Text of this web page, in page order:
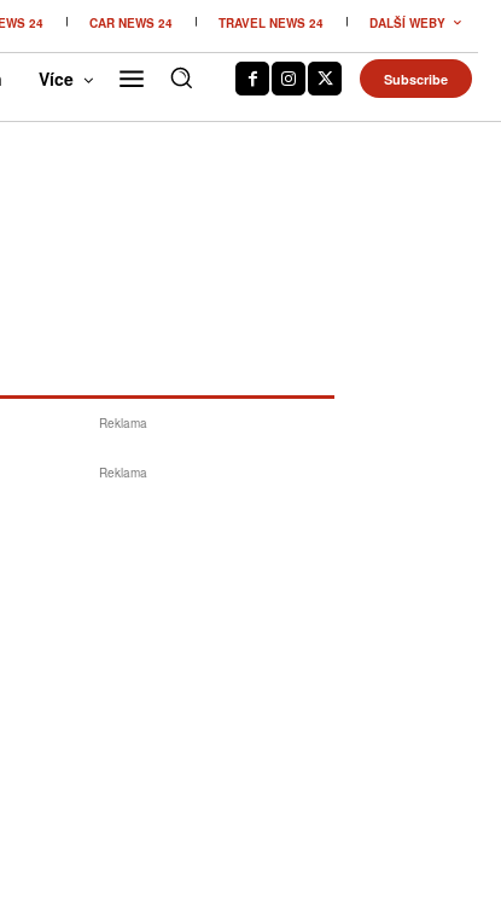
24 CAR NEWS 24 TRAVEL NEWS 24 DALŠÍ WEBY
Více Subscribe
Reklama
Reklama